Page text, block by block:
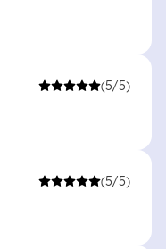
(5/5)
(5/5)